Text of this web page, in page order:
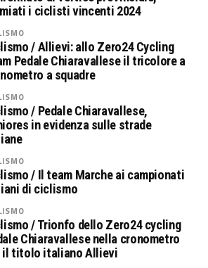
i ciclisti vincenti 2024
/ Allievi: allo Zero24 Cycling
Pedale Chiaravallese il tricolore a
a squadre
/ Pedale Chiaravallese,
in evidenza sulle strade
/ Il team Marche ai campionati
di ciclismo
/ Trionfo dello Zero24 cycling
Chiaravallese nella cronometro
il titolo italiano Allievi